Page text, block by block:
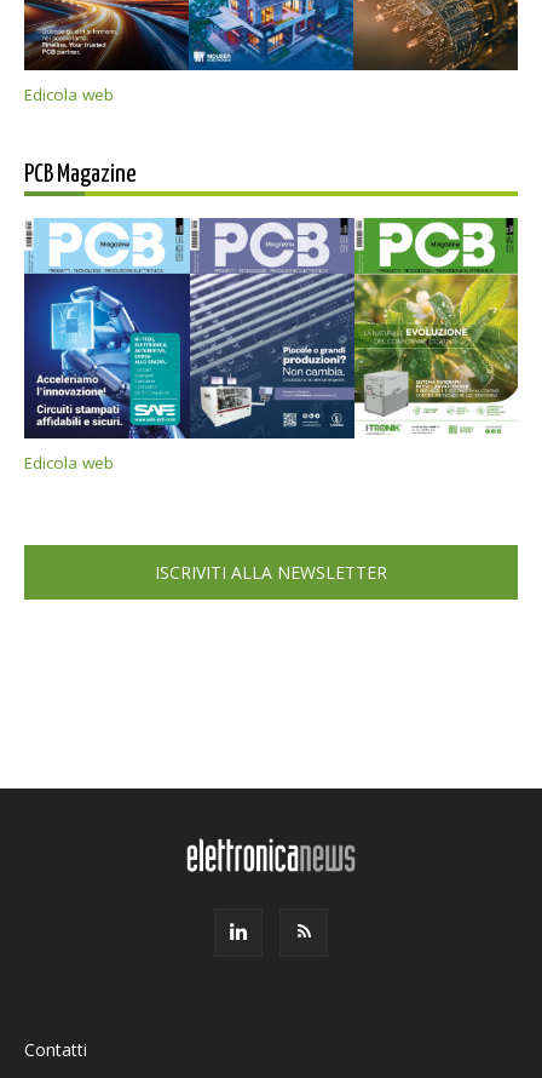
Edicola web
PCB Magazine
Edicola web
ISCRIVITI ALLA NEWSLETTER
Contatti